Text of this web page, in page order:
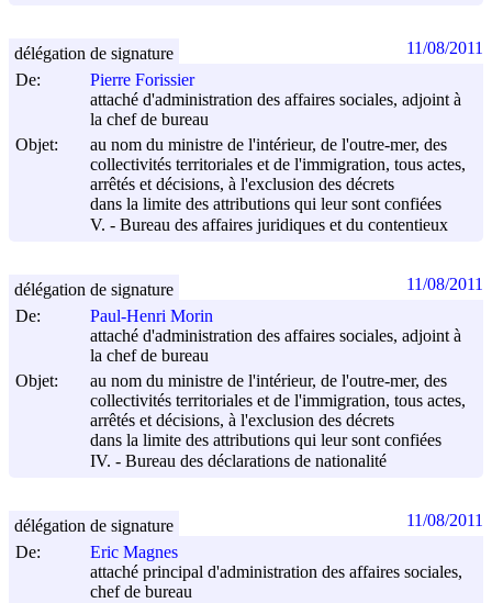
De:
Pierre Forissier
attaché d'administration des affaires sociales, adjoint à
la chef de bureau
Objet:
au nom du ministre de l'intérieur, de l'outre-mer, des
collectivités territoriales et de l'immigration, tous actes,
arrêtés et décisions, à l'exclusion des décrets
dans la limite des attributions qui leur sont confiées
V. - Bureau des affaires juridiques et du contentieux
délégation de signature 11/08/2011
De:
Paul-Henri Morin
attaché d'administration des affaires sociales, adjoint à
la chef de bureau
Objet:
au nom du ministre de l'intérieur, de l'outre-mer, des
collectivités territoriales et de l'immigration, tous actes,
arrêtés et décisions, à l'exclusion des décrets
dans la limite des attributions qui leur sont confiées
IV. - Bureau des déclarations de nationalité
délégation de signature 11/08/2011
De:
Eric Magnes
attaché principal d'administration des affaires sociales,
chef de bureau
délégation de signature 11/08/2011